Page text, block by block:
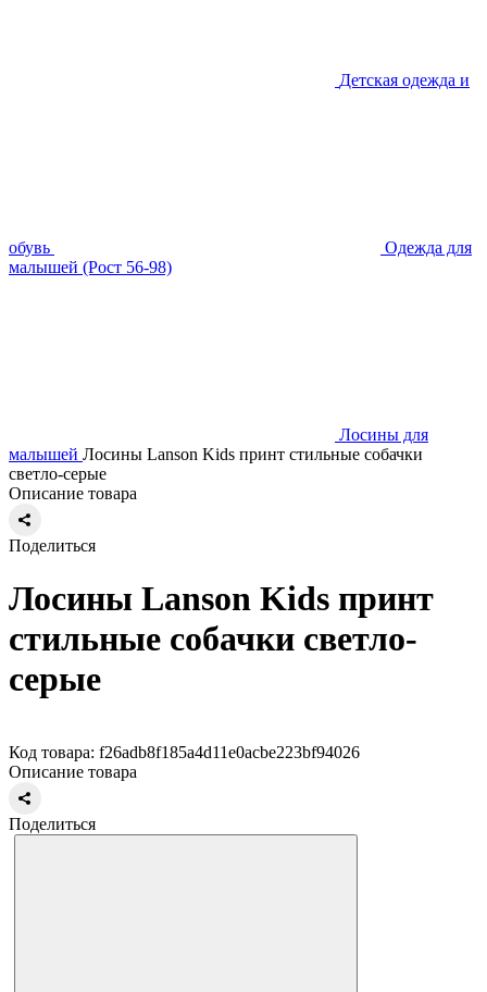
Детская одежда и
обувь
Одежда для
малышей (Рост 56-98)
Лосины для
малышей Лосины Lanson Kids принт стильные собачки
светло-серые
Описание товара
Поделиться
Лосины Lanson Kids принт
стильные собачки светло-
серые
Код товара: f26adb8f185a4d11e0acbe223bf94026
Описание товара
Поделиться